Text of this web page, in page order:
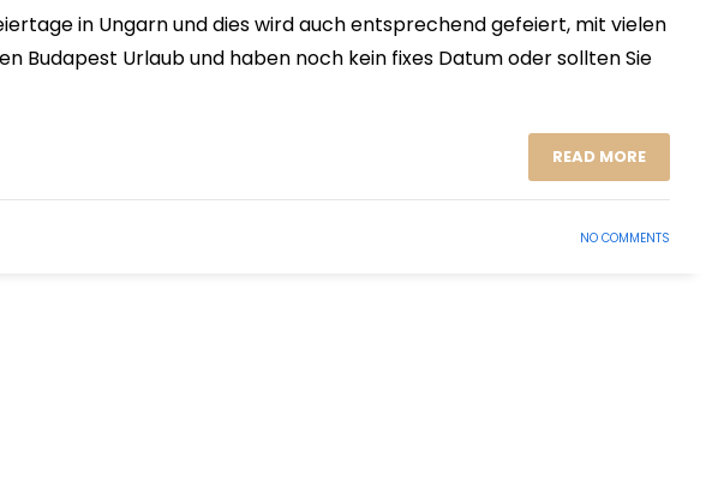
in Ungarn und dies wird auch entsprechend gefeiert, mit vielen
Budapest Urlaub und haben noch kein fixes Datum oder sollten Sie
READ MORE
NO COMMENTS